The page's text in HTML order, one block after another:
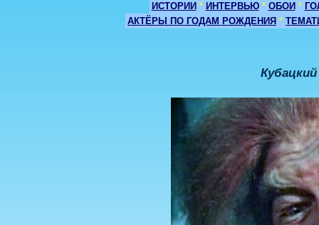
ИСТОРИИ * ИНТЕРВЬЮ * ОБОИ *
АКТЁРЫ ПО ГОДАМ РОЖДЕНИЯ *